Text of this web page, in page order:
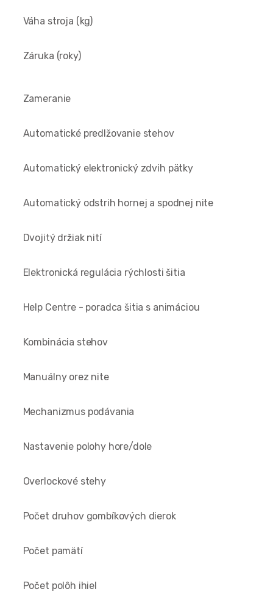
Váha stroja (kg)
Záruka (roky)
Zameranie
Automatické predlžovanie stehov
Automatický elektronický zdvih pätky
Automatický odstrih hornej a spodnej nite
Dvojitý držiak nití
Elektronická regulácia rýchlosti šitia
Help Centre - poradca šitia s animáciou
Kombinácia stehov
Manuálny orez nite
Mechanizmus podávania
Nastavenie polohy hore/dole
Overlockové stehy
Počet druhov gombíkových dierok
Počet pamätí
Počet polôh ihiel